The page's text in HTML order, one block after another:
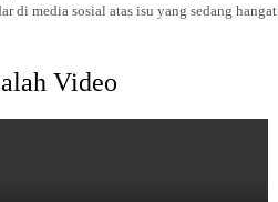
di media sosial atas isu yang sedang hangat
Video